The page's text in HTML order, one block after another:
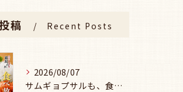
稿 Recent Posts
2026/08/07
サムギョプサルも、食べ放題で楽しみませんか？🥩